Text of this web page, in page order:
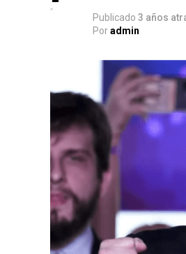
Publicado 3 años
Poradmin